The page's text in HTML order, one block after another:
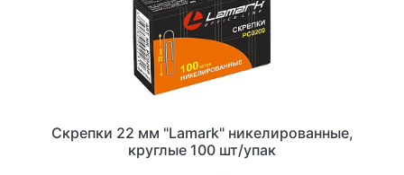
Скрепки 22 мм "Lamark" никелированные,
круглые 100 шт/упак